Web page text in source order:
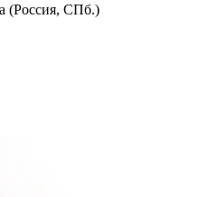
(Россия, СПб.)